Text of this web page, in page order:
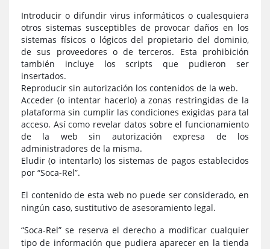
Introducir o difundir virus informáticos o cualesquiera
otros sistemas susceptibles de provocar daños en los
sistemas físicos o lógicos del propietario del dominio,
de sus proveedores o de terceros. Esta prohibición
también incluye los scripts que pudieron ser
insertados.
Reproducir sin autorización los contenidos de la web.
Acceder (o intentar hacerlo) a zonas restringidas de la
plataforma sin cumplir las condiciones exigidas para tal
acceso. Así como revelar datos sobre el funcionamiento
de la web sin autorización expresa de los
administradores de la misma.
Eludir (o intentarlo) los sistemas de pagos establecidos
por “Soca-Rel”.
El contenido de esta web no puede ser considerado, en
ningún caso, sustitutivo de asesoramiento legal.
“Soca-Rel” se reserva el derecho a modificar cualquier
tipo de información que pudiera aparecer en la tienda